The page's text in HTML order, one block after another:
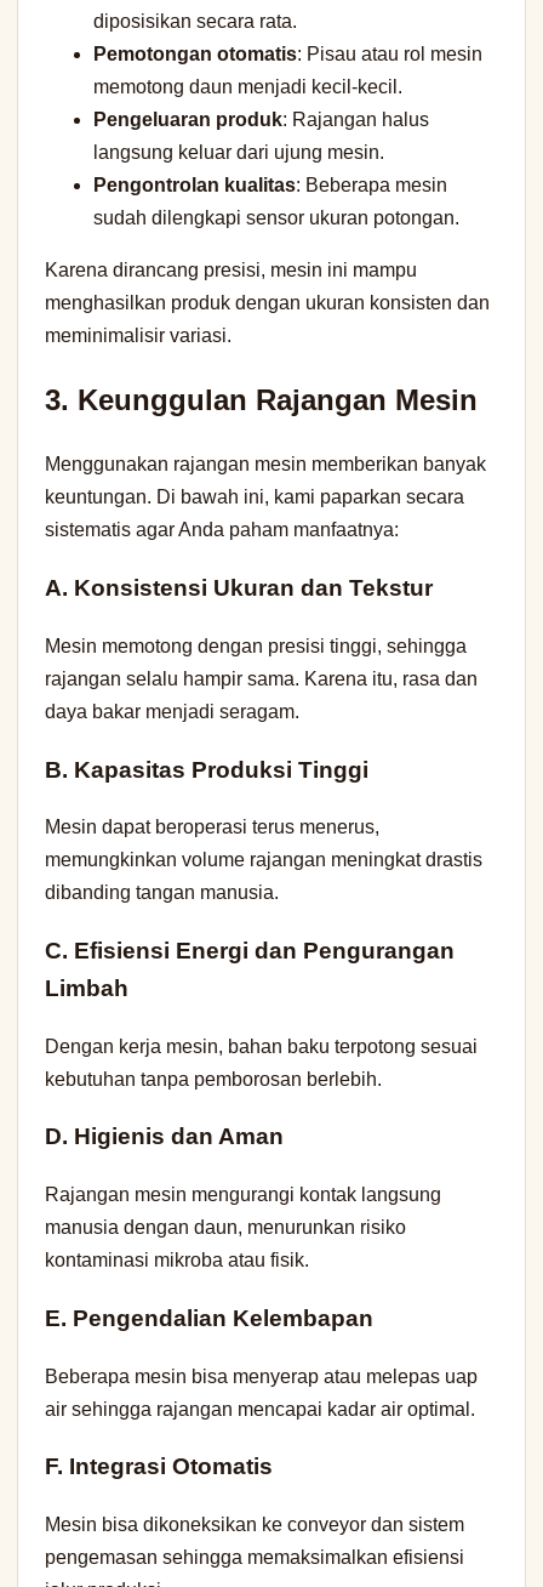
diposisikan secara rata.
Pemotongan otomatis: Pisau atau rol mesin
memotong daun menjadi kecil-kecil.
Pengeluaran produk: Rajangan halus
langsung keluar dari ujung mesin.
Pengontrolan kualitas: Beberapa mesin
sudah dilengkapi sensor ukuran potongan.
Karena dirancang presisi, mesin ini mampu
menghasilkan produk dengan ukuran konsisten dan
meminimalisir variasi.
3. Keunggulan Rajangan Mesin
Menggunakan rajangan mesin memberikan banyak
keuntungan. Di bawah ini, kami paparkan secara
sistematis agar Anda paham manfaatnya:
A. Konsistensi Ukuran dan Tekstur
Mesin memotong dengan presisi tinggi, sehingga
rajangan selalu hampir sama. Karena itu, rasa dan
daya bakar menjadi seragam.
B. Kapasitas Produksi Tinggi
Mesin dapat beroperasi terus menerus,
memungkinkan volume rajangan meningkat drastis
dibanding tangan manusia.
C. Efisiensi Energi dan Pengurangan
Limbah
Dengan kerja mesin, bahan baku terpotong sesuai
kebutuhan tanpa pemborosan berlebih.
D. Higienis dan Aman
Rajangan mesin mengurangi kontak langsung
manusia dengan daun, menurunkan risiko
kontaminasi mikroba atau fisik.
E. Pengendalian Kelembapan
Beberapa mesin bisa menyerap atau melepas uap
air sehingga rajangan mencapai kadar air optimal.
F. Integrasi Otomatis
Mesin bisa dikoneksikan ke conveyor dan sistem
pengemasan sehingga memaksimalkan efisiensi